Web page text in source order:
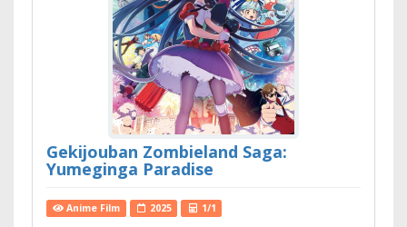
Gekijouban Zombieland Saga:
Yumeginga Paradise
Anime Film 2025 1/1